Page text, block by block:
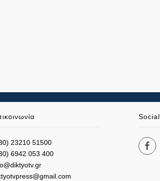
23210 51500
6942 053 400
Social